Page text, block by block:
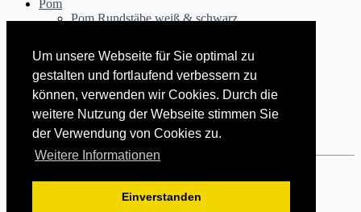
Um unsere Webseite für Sie optimal zu
gestalten und fortlaufend verbessern zu
können, verwenden wir Cookies. Durch die
weitere Nutzung der Webseite stimmen Sie
der Verwendung von Cookies zu.
Weitere Informationen
Einverstanden
Pom
Pom Rundstäbe weiß & schwarz
Kupfer Rundstange
PVC
PVC Rundstab grau & rot
PVC Rohr grau & rot
Kunststoffe PA POM PVC Teflon
PEEK / Polyetheretherketon